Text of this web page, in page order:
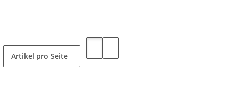
Artikel pro Seite